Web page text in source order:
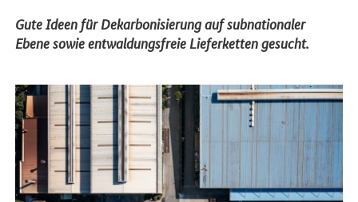
Einleitung
Gute Ideen für Dekarbonisierung auf subnationaler
Ebene sowie entwaldungsfreie Lieferketten gesucht.